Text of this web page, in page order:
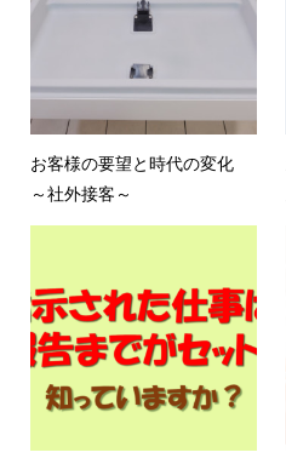
お客様の要望と時代の変化
～社外接客～